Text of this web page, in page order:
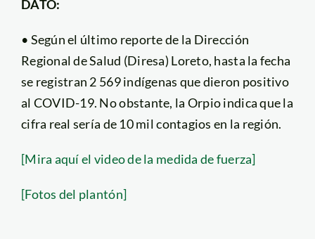
DATO:
• Según el último reporte de la Dirección
Regional de Salud (Diresa) Loreto, hasta la fecha
se registran 2 569 indígenas que dieron positivo
al COVID-19. No obstante, la Orpio indica que la
cifra real sería de 10 mil contagios en la región.
[Mira aquí el video de la medida de fuerza]
[Fotos del plantón]